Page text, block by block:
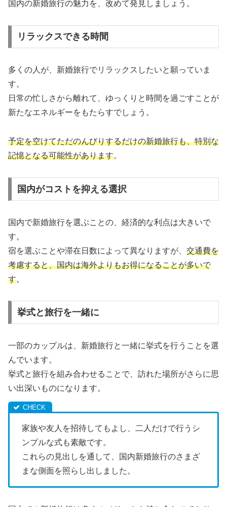
国内の新婚旅行の魅力を、改めて発見しましょう。
リラックスできる時間
多くの人が、新婚旅行でリラックスしたいと願っていま
す。
日常の忙しさから離れて、ゆっくりと時間を過ごすことが
新たなエネルギーをもたらすでしょう。
予定を空けてただのんびりするだけの新婚旅行も、特別な
記憶となる可能性があります。
国内がコストを抑える選択
国内で新婚旅行を選ぶことの、経済的な利点は大きいで
す。
宿を選ぶことや滞在日数によって異なりますが、 交通費を
考慮すると、国内は海外よりもお得になることが多いで
す。
挙式と旅行を一緒に
一部のカップルは、新婚旅行と一緒に挙式を行うことを選
んでいます。
挙式と旅行を組み合わせることで、訪れた場所がさらに思
い出深いものになります。
家族や友人を招待してもよし、二人だけで行うシ
ンプルな式も素敵です。
これらの見出しを通して、国内新婚旅行のさまざ
まな側面を照らし出しました。